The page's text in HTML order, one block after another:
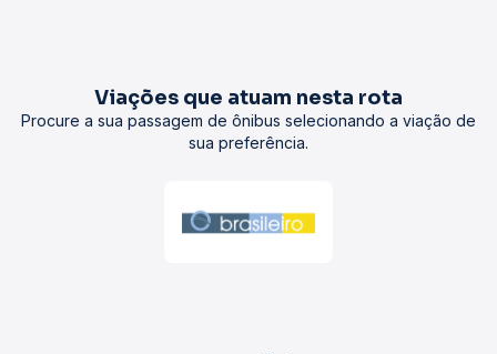
Viações que atuam nesta rota
Procure a sua passagem de ônibus selecionando a viação de
sua preferência.